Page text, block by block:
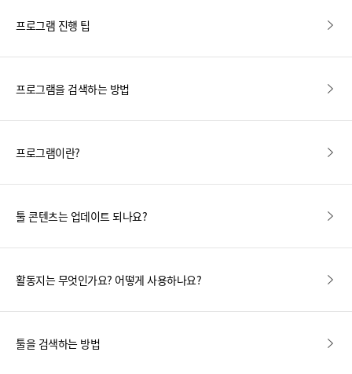
프로그램 진행 팁
프로그램을 검색하는 방법
프로그램이란?
툴 콘텐츠는 업데이트 되나요?
활동지는 무엇인가요? 어떻게 사용하나요?
툴을 검색하는 방법